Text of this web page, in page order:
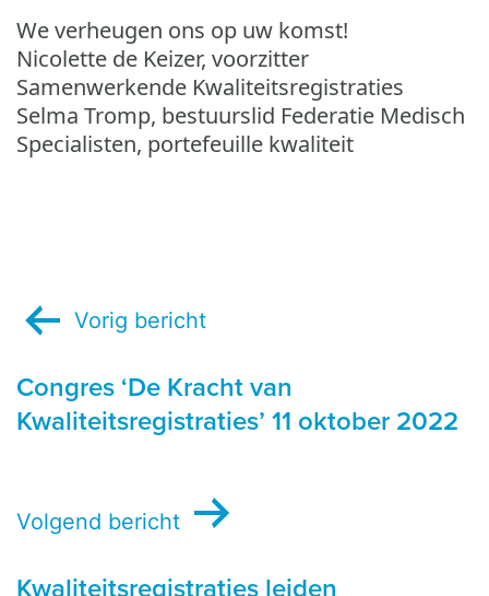
We verheugen ons op uw komst!
Nicolette de Keizer, voorzitter
Samenwerkende Kwaliteitsregistraties
Selma Tromp, bestuurslid Federatie Medisch
Specialisten, portefeuille kwaliteit
Bericht
navigatieVorig bericht
Congres ‘De Kracht van
Kwaliteitsregistraties’ 11 oktober 2022
Volgend bericht
Kwaliteitsregistraties leiden